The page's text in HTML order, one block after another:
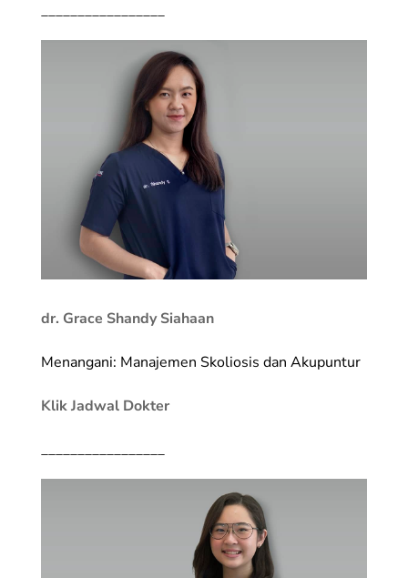
_________________
dr. Grace Shandy Siahaan
Menangani: Manajemen Skoliosis dan Akupuntur
Klik Jadwal Dokter
_________________